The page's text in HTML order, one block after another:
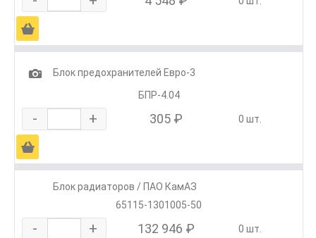
Ä
1
Блок предохранителей Евро-3
БПР-4.04
- + 305 ₽ 0 шт.
Ä
Блок радиаторов / ПАО КамАЗ
65115-1301005-50
- + 132 946 ₽ 0 шт.